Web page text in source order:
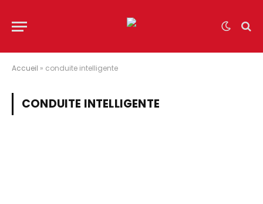
Accueil » conduite intelligente
CONDUITE INTELLIGENTE